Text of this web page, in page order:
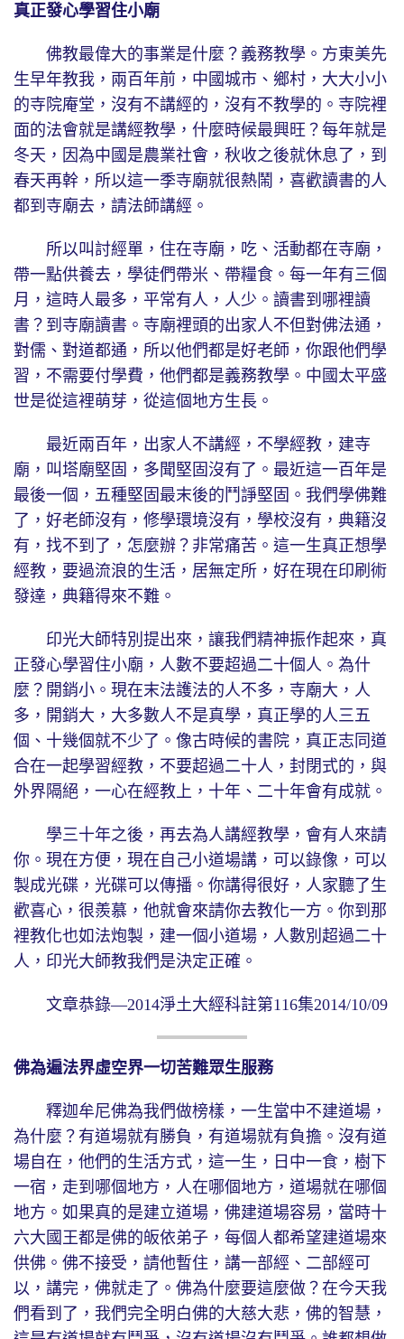
真正發心學習住小廟
佛教最偉大的事業是什麼？義務教學。方東美先
生早年教我，兩百年前，中國城市、鄉村，大大小小
的寺院庵堂，沒有不講經的，沒有不教學的。寺院裡
面的法會就是講經教學，什麼時候最興旺？每年就是
冬天，因為中國是農業社會，秋收之後就休息了，到
春天再幹，所以這一季寺廟就很熱鬧，喜歡讀書的人
都到寺廟去，請法師講經。
所以叫討經單，住在寺廟，吃、活動都在寺廟，
帶一點供養去，學徒們帶米、帶糧食。每一年有三個
月，這時人最多，平常有人，人少。讀書到哪裡讀
書？到寺廟讀書。寺廟裡頭的出家人不但對佛法通，
對儒、對道都通，所以他們都是好老師，你跟他們學
習，不需要付學費，他們都是義務教學。中國太平盛
世是從這裡萌芽，從這個地方生長。
最近兩百年，出家人不講經，不學經教，建寺
廟，叫塔廟堅固，多聞堅固沒有了。最近這一百年是
最後一個，五種堅固最末後的鬥諍堅固。我們學佛難
了，好老師沒有，修學環境沒有，學校沒有，典籍沒
有，找不到了，怎麼辦？非常痛苦。這一生真正想學
經教，要過流浪的生活，居無定所，好在現在印刷術
發達，典籍得來不難。
印光大師特別提出來，讓我們精神振作起來，真
正發心學習住小廟，人數不要超過二十個人。為什
麼？開銷小。現在末法護法的人不多，寺廟大，人
多，開銷大，大多數人不是真學，真正學的人三五
個、十幾個就不少了。像古時候的書院，真正志同道
合在一起學習經教，不要超過二十人，封閉式的，與
外界隔絕，一心在經教上，十年、二十年會有成就。
學三十年之後，再去為人講經教學，會有人來請
你。現在方便，現在自己小道場講，可以錄像，可以
製成光碟，光碟可以傳播。你講得很好，人家聽了生
歡喜心，很羨慕，他就會來請你去教化一方。你到那
裡教化也如法炮製，建一個小道場，人數別超過二十
人，印光大師教我們是決定正確。
文章恭錄—2014淨土大經科註第116集2014/10/09
佛為遍法界虛空界一切苦難眾生服務
釋迦牟尼佛為我們做榜樣，一生當中不建道場，
為什麼？有道場就有勝負，有道場就有負擔。沒有道
場自在，他們的生活方式，這一生，日中一食，樹下
一宿，走到哪個地方，人在哪個地方，道場就在哪個
地方。如果真的是建立道場，佛建道場容易，當時十
六大國王都是佛的皈依弟子，每個人都希望建道場來
供佛。佛不接受，請他暫住，講一部經、二部經可
以，講完，佛就走了。佛為什麼要這麼做？在今天我
們看到了，我們完全明白佛的大慈大悲，佛的智慧，